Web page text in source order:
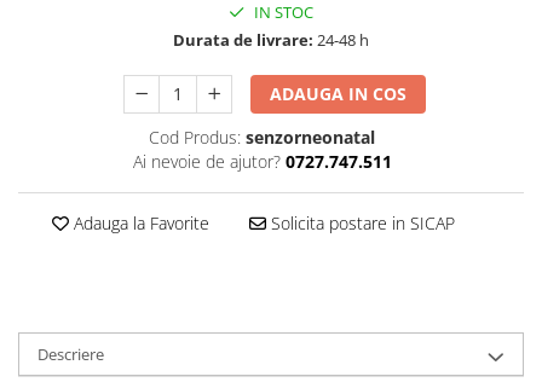
Ingrijire personala & cosmetice
Ingrijire personala
Cantare corporale
Tratamente ingrjire corp
Irigatoare bucale
Accesorii si rezerve
IN STOC
Durata de livrare: 24-48 h
ADAUGA IN COS
Cod Produs: senzorneonatal
Ai nevoie de ajutor? 0727.747.511
Adauga la Favorite Solicita postare in SICAP
Descriere